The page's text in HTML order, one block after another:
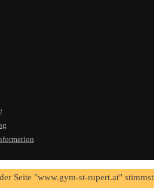
Seite "www.gym-st-rupert.at" stimmst